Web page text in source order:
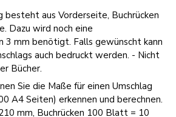
besteht aus Vorderseite, Buchrücken
Dazu wird noch eine
3 mm benötigt. Falls gewünscht kann
auch bedruckt werden. - Nicht
Bücher.
Sie die Maße für einen Umschlag
A4 Seiten) erkennen und berechnen.
mm, Buchrücken 100 Blatt = 10